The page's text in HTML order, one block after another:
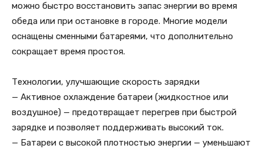
можно быстро восстановить запас энергии во время
обеда или при остановке в городе. Многие модели
оснащены сменными батареями, что дополнительно
сокращает время простоя.
Технологии, улучшающие скорость зарядки
— Активное охлаждение батареи (жидкостное или
воздушное) — предотвращает перегрев при быстрой
зарядке и позволяет поддерживать высокий ток.
— Батареи с высокой плотностью энергии — уменьшают